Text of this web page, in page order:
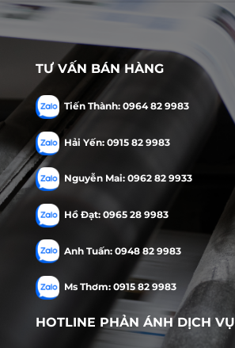
TƯ VẤN BÁN HÀNG
Tiến Thành: 0964 82 9983
Hải Yến: 0915 82 9983
Nguyễn Mai: 0962 82 9933
Hồ Đạt: 0965 28 9983
Anh Tuấn: 0948 82 9983
Ms Thơm: 0915 82 9983
HOTLINE PHẢN ÁNH DỊCH VỤ